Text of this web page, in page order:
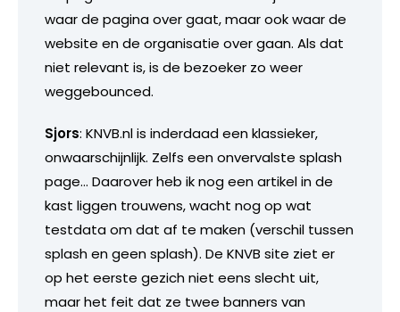
waar de pagina over gaat, maar ook waar de
website en de organisatie over gaan. Als dat
niet relevant is, is de bezoeker zo weer
weggebounced.
Sjors: KNVB.nl is inderdaad een klassieker,
onwaarschijnlijk. Zelfs een onvervalste splash
page… Daarover heb ik nog een artikel in de
kast liggen trouwens, wacht nog op wat
testdata om dat af te maken (verschil tussen
splash en geen splash). De KNVB site ziet er
op het eerste gezich niet eens slecht uit,
maar het feit dat ze twee banners van